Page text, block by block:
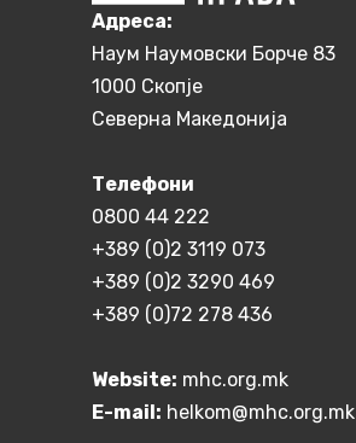
Aдреса:
Наум Наумовски Борче 83
1000 Скопје
Северна Македонија
Телефони
0800 44 222
+389 (0)2 3119 073
+389 (0)2 3290 469
+389 (0)72 278 436
Website: mhc.org.mk
E-mail: helkom@mhc.org.mk